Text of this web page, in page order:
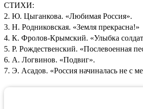
СТИХИ:
2. Ю. Цыганкова. «Любимая Россия».
3. Н. Родниковская. «Земля прекрасна!»
4. К. Фролов-Крымский. «Улыбка
5. Р. Рождественский. «Послевоенная
6. А. Логвинов. «Подвиг».
7. Э. Асадов. «Россия начиналась не с